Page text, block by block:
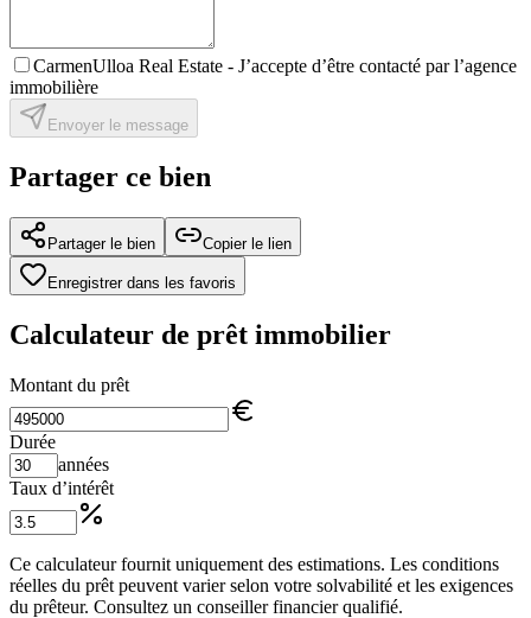
CarmenUlloa Real Estate - J’accepte d’être contacté par l’agence
immobilière
Envoyer le message
Partager ce bien
Partager le bien Copier le lien
Enregistrer dans les favoris
Calculateur de prêt immobilier
Montant du prêt
Durée
années
Taux d’intérêt
Ce calculateur fournit uniquement des estimations. Les conditions
réelles du prêt peuvent varier selon votre solvabilité et les exigences
du prêteur. Consultez un conseiller financier qualifié.